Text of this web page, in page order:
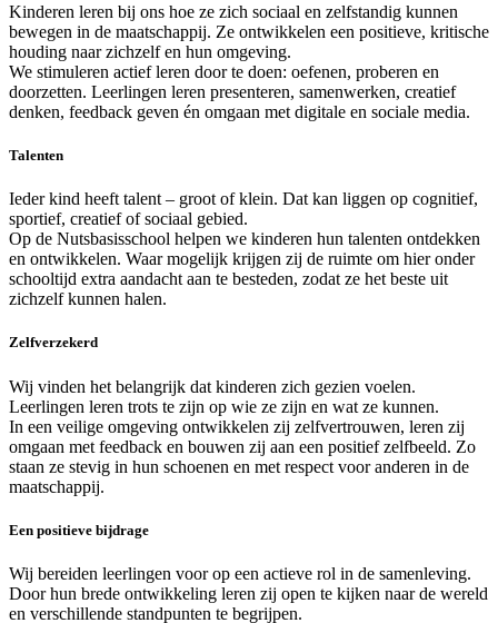
Kinderen leren bij ons hoe ze zich sociaal en zelfstandig kunnen
bewegen in de maatschappij. Ze ontwikkelen een positieve, kritische
houding naar zichzelf en hun omgeving.
We stimuleren actief leren door te doen: oefenen, proberen en
doorzetten. Leerlingen leren presenteren, samenwerken, creatief
denken, feedback geven én omgaan met digitale en sociale media.
Talenten
Ieder kind heeft talent – groot of klein. Dat kan liggen op cognitief,
sportief, creatief of sociaal gebied.
Op de Nutsbasisschool helpen we kinderen hun talenten ontdekken
en ontwikkelen. Waar mogelijk krijgen zij de ruimte om hier onder
schooltijd extra aandacht aan te besteden, zodat ze het beste uit
zichzelf kunnen halen.
Zelfverzekerd
Wij vinden het belangrijk dat kinderen zich gezien voelen.
Leerlingen leren trots te zijn op wie ze zijn en wat ze kunnen.
In een veilige omgeving ontwikkelen zij zelfvertrouwen, leren zij
omgaan met feedback en bouwen zij aan een positief zelfbeeld. Zo
staan ze stevig in hun schoenen en met respect voor anderen in de
maatschappij.
Een positieve bijdrage
Wij bereiden leerlingen voor op een actieve rol in de samenleving.
Door hun brede ontwikkeling leren zij open te kijken naar de wereld
en verschillende standpunten te begrijpen.